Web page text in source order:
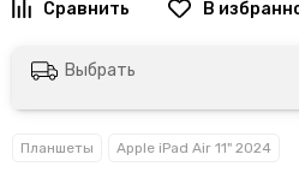
Выбрать
Планшеты Apple iPad Air 11" 2024